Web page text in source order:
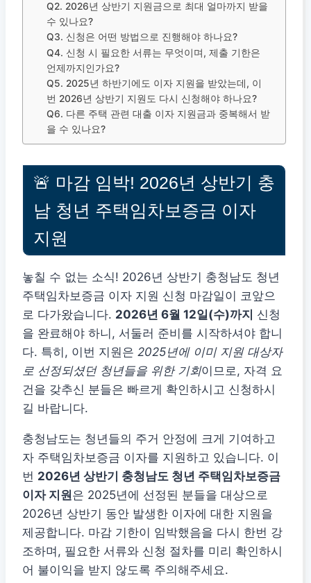
Q2. 2026년 상반기 지원금으로 최대 얼마까지 받을
수 있나요?
Q3. 신청은 어떤 방법으로 진행해야 하나요?
Q4. 신청 시 필요한 서류는 무엇이며, 제출 기한은
언제까지인가요?
Q5. 2025년 하반기에도 이자 지원을 받았는데, 이
번 2026년 상반기 지원도 다시 신청해야 하나요?
Q6. 다른 주택 관련 대출 이자 지원금과 중복해서 받
을 수 있나요?
🚨 마감 임박! 2026년 상반기 충
남 청년 주택임차보증금 이자
지원
놓칠 수 없는 소식! 2026년 상반기 충청남도 청년
주택임차보증금 이자 지원 신청 마감일이 코앞으
로 다가왔습니다. 2026년 6월 12일(수)까지 신청
을 완료해야 하니, 서둘러 준비를 시작하셔야 합니
다. 특히, 이번 지원은 2025년에 이미 지원 대상자
로 선정되셨던 청년들을 위한 기회이므로, 자격 요
건을 갖추신 분들은 빠르게 확인하시고 신청하시
길 바랍니다.
충청남도는 청년들의 주거 안정에 크게 기여하고
자 주택임차보증금 이자를 지원하고 있습니다. 이
번 2026년 상반기 충청남도 청년 주택임차보증금
이자 지원은 2025년에 선정된 분들을 대상으로
2026년 상반기 동안 발생한 이자에 대한 지원을
제공합니다. 마감 기한이 임박했음을 다시 한번 강
조하며, 필요한 서류와 신청 절차를 미리 확인하시
어 불이익을 받지 않도록 주의해주세요.